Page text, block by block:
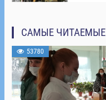
САМЫЕ ЧИТАЕМЫЕ
53780